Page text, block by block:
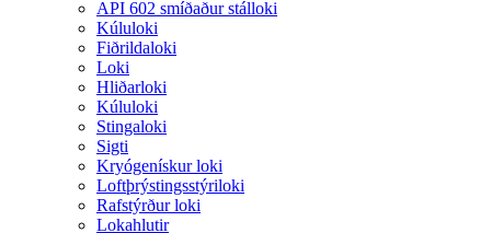
API 602 smíðaður stálloki
Kúluloki
Fiðrildaloki
Loki
Hliðarloki
Kúluloki
Stingaloki
Sigti
Kryógenískur loki
Loftþrýstingsstýriloki
Rafstýrður loki
Lokahlutir